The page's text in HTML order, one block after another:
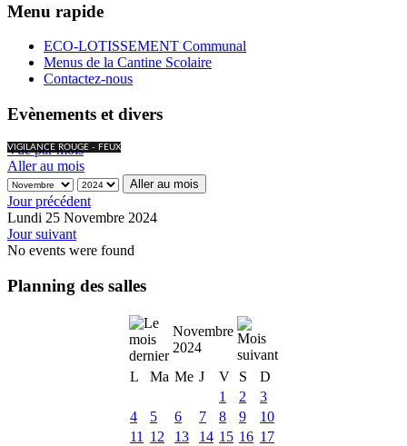
Menu rapide
ECO-LOTISSEMENT Communal
Menus de la Cantine Scolaire
Contactez-nous
Evènements et divers
VIGILANCE ROUGE - FEUX
Vue par mois
Aller au mois
Aller au mois
Jour précédent
Lundi 25 Novembre 2024
Jour suivant
No events were found
Planning des salles
Novembre
2024
L
Ma Me J V S
D
1
2
3
4
5 6 7 8 9
10
11
12 13 14 15 16 17